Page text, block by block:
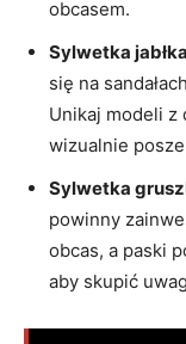
obcasem.
Sylwetka jabłka
się na
Unikaj modeli z
wizualnie
Sylwetka
powinny
obcas, a paski
aby skupić